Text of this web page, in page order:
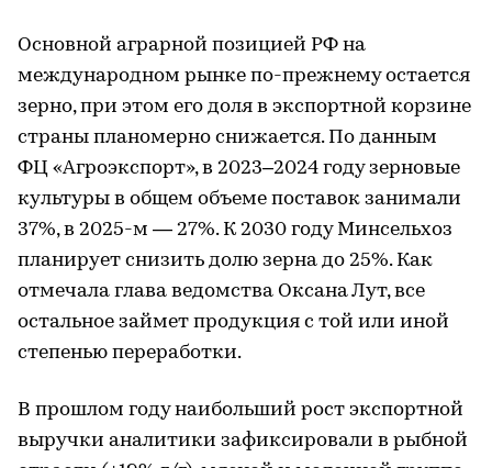
Основной аграрной позицией РФ на
международном рынке по-прежнему остается
зерно, при этом его доля в экспортной корзине
страны планомерно снижается. По данным
ФЦ «Агроэкспорт», в 2023–2024 году зерновые
культуры в общем объеме поставок занимали
37%, в 2025-м — 27%. К 2030 году Минсельхоз
планирует снизить долю зерна до 25%. Как
отмечала глава ведомства Оксана Лут, все
остальное займет продукция с той или иной
степенью переработки.
В прошлом году наибольший рост экспортной
выручки аналитики зафиксировали в рыбной